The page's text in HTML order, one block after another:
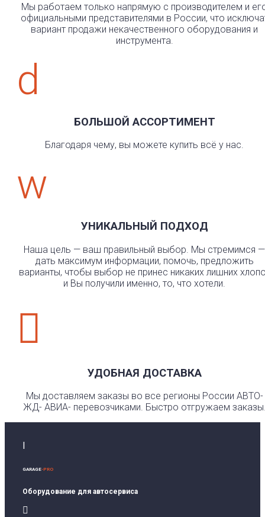
Мы работаем только напрямую с производителем и
официальными представителями в России, что
вариант продажи некачественного оборудования и
инструмента.
d
БОЛЬШОЙ АССОРТИМЕНТ
Благодаря чему, вы можете купить всё у нас.
w
УНИКАЛЬНЫЙ ПОДХОД
Наша цель — ваш правильный выбор. Мы стремимся —
дать максимум информации, помочь, предложить
варианты, чтобы выбор не принес никаких лишних
и Вы получили именно, то, что хотели.

УДОБНАЯ ДОСТАВКА
Мы доставляем заказы во все регионы России АВТО-
ЖД- АВИА- перевозчиками. Быстро отгружаем
GARAGE-PRO
Оборудование для автосервиса
